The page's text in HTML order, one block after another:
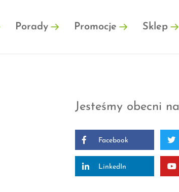
Porady Promocje Sklep
Jesteśmy obecni na
Facebook
LinkedIn